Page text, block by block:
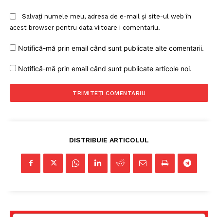
Salvați numele meu, adresa de e-mail și site-ul web în
acest browser pentru data viitoare i comentariu.
Notifică-mă prin email când sunt publicate alte comentarii.
Notifică-mă prin email când sunt publicate articole noi.
DISTRIBUIE ARTICOLUL